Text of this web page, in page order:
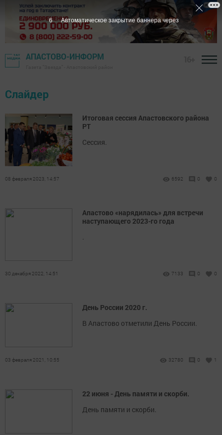
АПАСТОВО-ИНФОРМ
Слайдер
Итоговая сессия Апастовского района
РТ
Сессия.
08 февраля 2023, 14:57 6592 0 0
Апастово «нарядилась» для встречи
наступающего 2023-го года
.
30 декабря 2022, 14:51 7133 0 0
День России 2020 г.
В Апастово отметили День России.
03 февраля 2021, 10:55 32780 0 1
22 июня - День памяти и скорби.
День памяти и скорби.
5 Автоматическое закрытие баннера через